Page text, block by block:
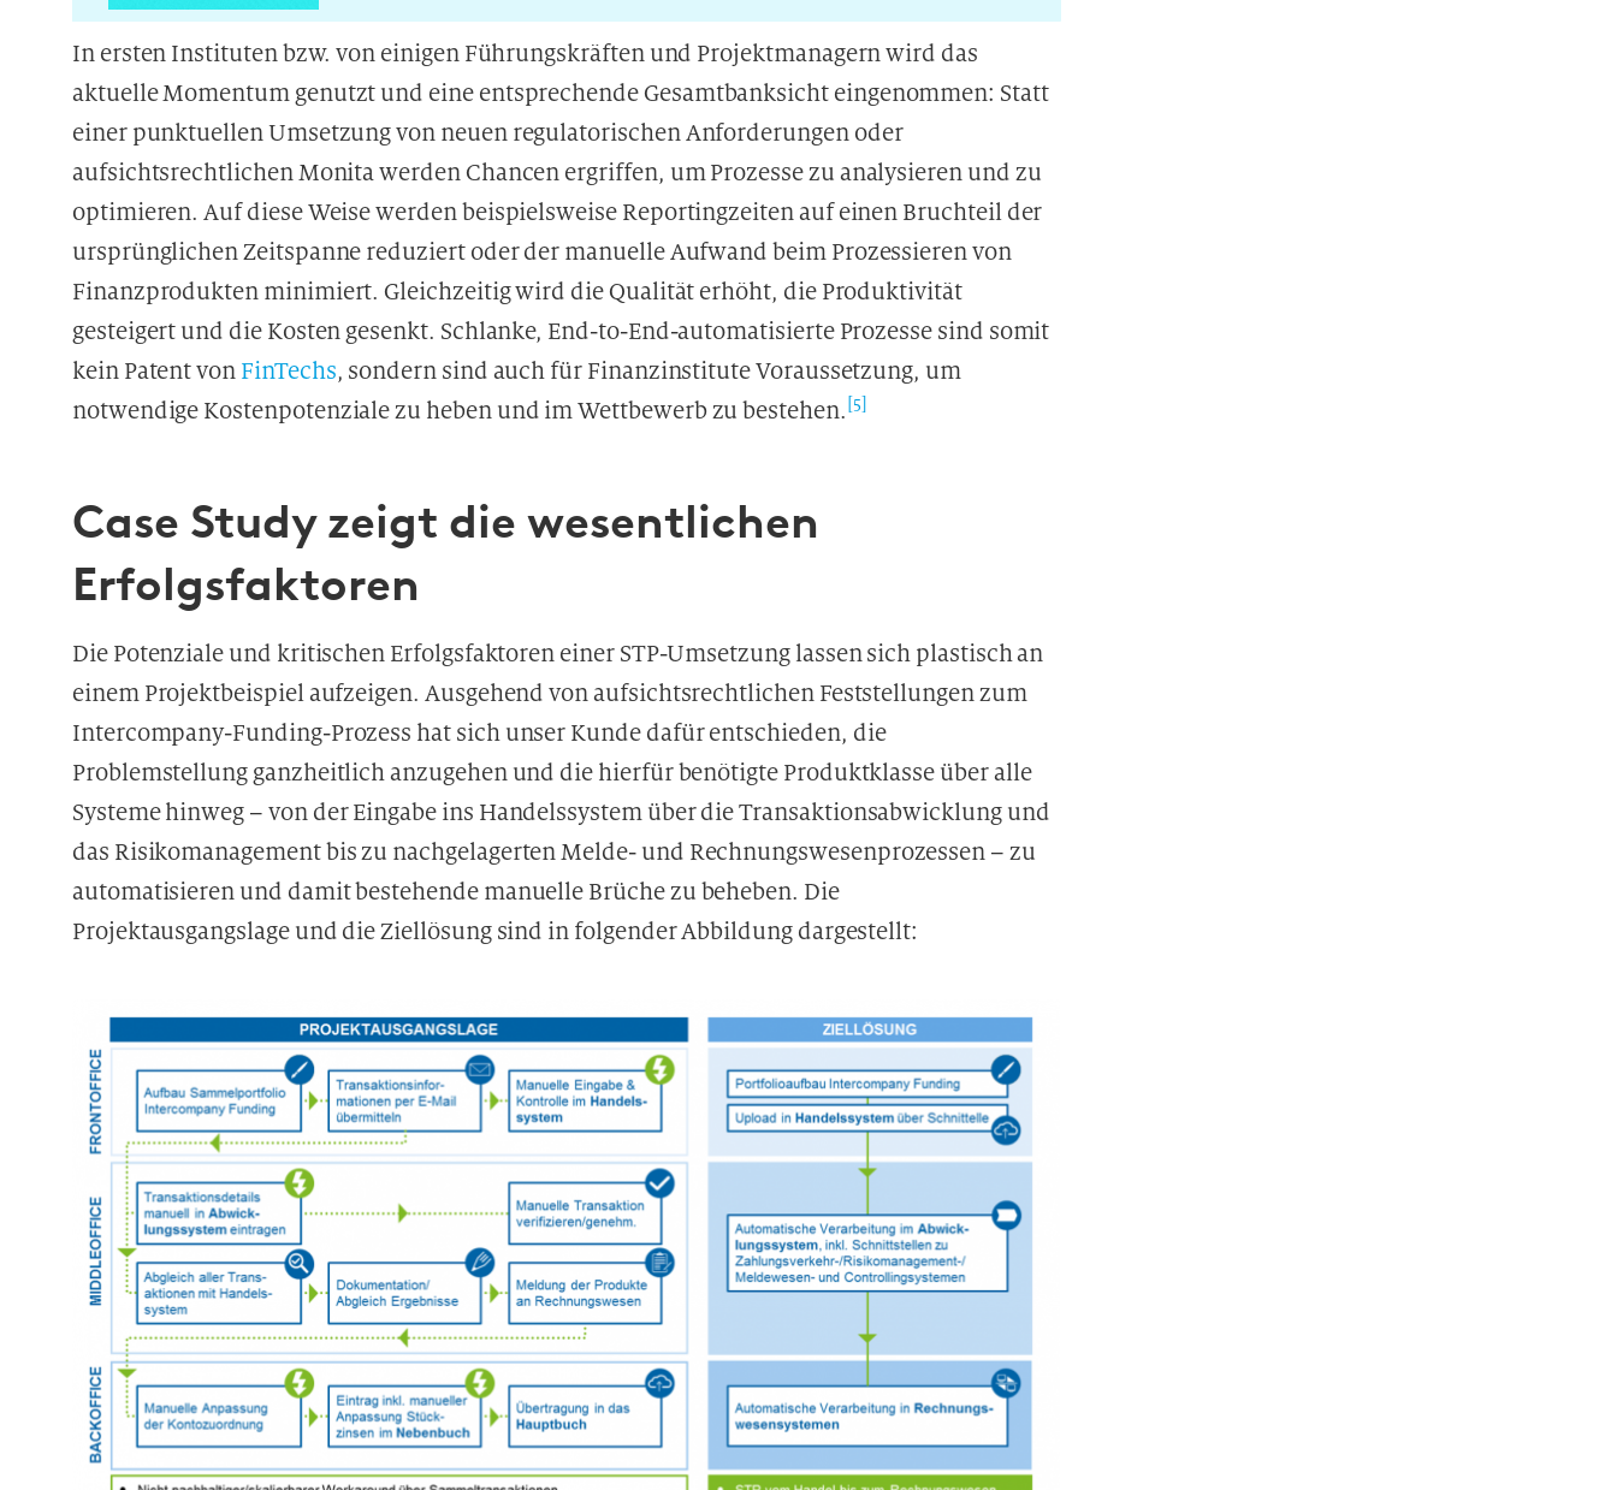
i
l
g
u
n
i
n
d
e
t
e
v
r
a
r
e
i
t
n
g
In ersten Instituten bzw. von einigen Führungskräften und Projektmanagern wird das
aktuelle Momentum genutzt und eine entsprechende Gesamtbanksicht eingenommen: Statt
einer punktuellen Umsetzung von neuen regulatorischen Anforderungen oder
aufsichtsrechtlichen Monita werden Chancen ergriffen, um Prozesse zu analysieren und zu
optimieren. Auf diese Weise werden beispielsweise Reportingzeiten auf einen Bruchteil der
ursprünglichen Zeitspanne reduziert oder der manuelle Aufwand beim Prozessieren von
Finanzprodukten minimiert. Gleichzeitig wird die Qualität erhöht, die Produktivität
gesteigert und die Kosten gesenkt. Schlanke, End-to-End-automatisierte Prozesse sind somit
kein Patent von FinTechs, sondern sind auch für Finanzinstitute Voraussetzung, um
notwendige Kostenpotenziale zu heben und im Wettbewerb zu bestehen.[5]
Case Study zeigt die wesentlichen
Erfolgsfaktoren
Die Potenziale und kritischen Erfolgsfaktoren einer STP-Umsetzung lassen sich plastisch an
einem Projektbeispiel aufzeigen. Ausgehend von aufsichtsrechtlichen Feststellungen zum
Intercompany-Funding-Prozess hat sich unser Kunde dafür entschieden, die
Problemstellung ganzheitlich anzugehen und die hierfür benötigte Produktklasse über alle
Systeme hinweg – von der Eingabe ins Handelssystem über die Transaktionsabwicklung und
das Risikomanagement bis zu nachgelagerten Melde- und Rechnungswesenprozessen – zu
automatisieren und damit bestehende manuelle Brüche zu beheben. Die
Projektausgangslage und die Ziellösung sind in folgender Abbildung dargestellt: